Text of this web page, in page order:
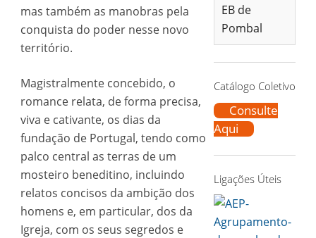
mas também as manobras pela
conquista do poder nesse novo
território.
Magistralmente concebido, o
romance relata, de forma precisa,
viva e cativante, os dias da
fundação de Portugal, tendo como
palco central as terras de um
mosteiro beneditino, incluindo
relatos concisos da ambição dos
homens e, em particular, dos da
Igreja, com os seus segredos e
EB de
Pombal
Catálogo Coletivo
Consulte
Aqui
Ligações Úteis